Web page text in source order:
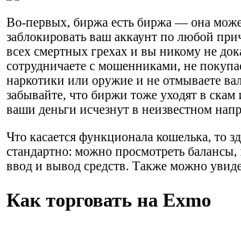
Во-первых, биржа есть биржа — она
заблокировать ваш аккаунт по любой
всех смертных грехах и вы никому не
сотрудничаете с мошенниками, не
наркотики или оружие и не отмываете
забывайте, что биржи тоже уходят в скам
ваши деньги исчезнут в неизвестном
Что касается функционала кошелька, то
стандартно: можно просмотреть
ввод и вывод средств. Также можно
Как торговать на Exmo